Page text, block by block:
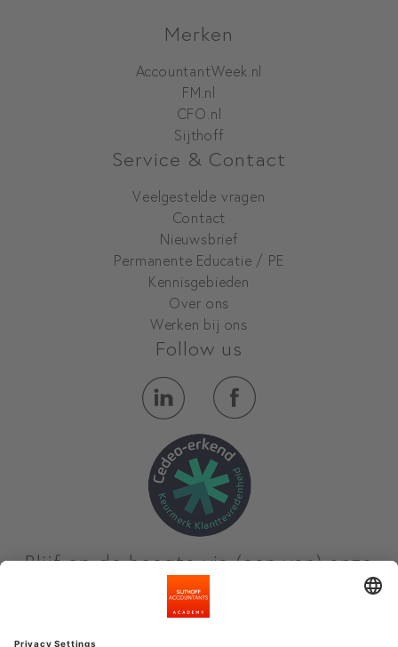
Merken
AccountantWeek.nl
FM.nl
CFO.nl
Sijthoff
Service & Contact
Veelgestelde vragen
Contact
Nieuwsbrief
Permanente Educatie / PE
Kennisgebieden
Over ons
Werken bij ons
Follow us
Blijf op de hoogte via (een van) onze
nieuwsbrieven